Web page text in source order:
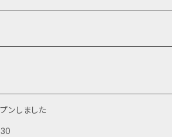
ス
ンしました